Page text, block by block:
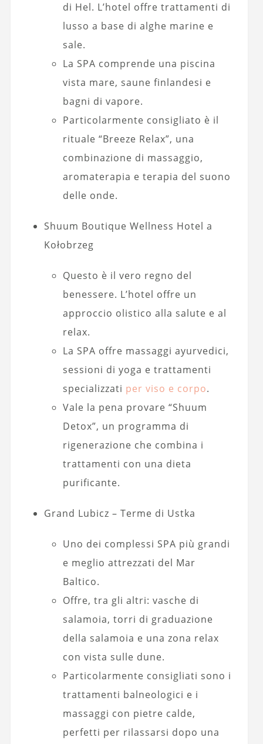
di Hel. L’hotel offre trattamenti di
lusso a base di alghe marine e
sale.
La SPA comprende una piscina
vista mare, saune finlandesi e
bagni di vapore.
Particolarmente consigliato è il
rituale “Breeze Relax”, una
combinazione di massaggio,
aromaterapia e terapia del suono
delle onde.
Shuum Boutique Wellness Hotel a
Kołobrzeg
Questo è il vero regno del
benessere. L’hotel offre un
approccio olistico alla salute e al
relax.
La SPA offre massaggi ayurvedici,
sessioni di yoga e trattamenti
specializzati per viso e corpo.
Vale la pena provare “Shuum
Detox”, un programma di
rigenerazione che combina i
trattamenti con una dieta
purificante.
Grand Lubicz – Terme di Ustka
Uno dei complessi SPA più grandi
e meglio attrezzati del Mar
Baltico.
Offre, tra gli altri: vasche di
salamoia, torri di graduazione
della salamoia e una zona relax
con vista sulle dune.
Particolarmente consigliati sono i
trattamenti balneologici e i
massaggi con pietre calde,
perfetti per rilassarsi dopo una